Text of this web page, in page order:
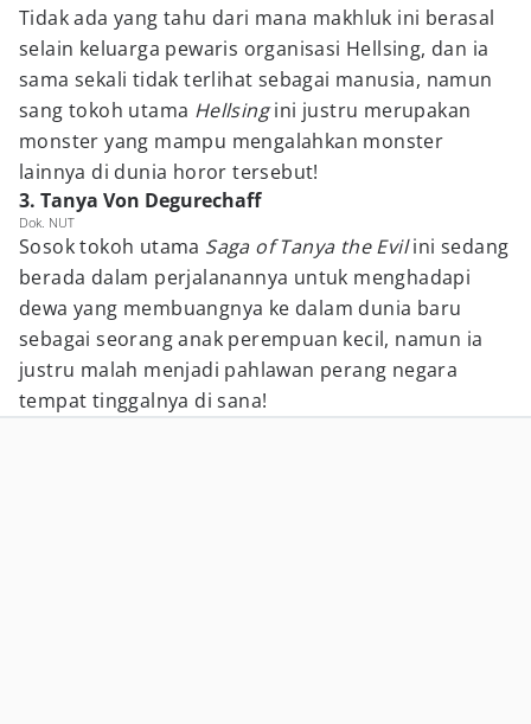
Tidak ada yang tahu dari mana makhluk ini berasal
selain keluarga pewaris organisasi Hellsing, dan ia
sama sekali tidak terlihat sebagai manusia, namun
sang tokoh utama Hellsingini justru merupakan
monster yang mampu mengalahkan monster
lainnya di dunia horor tersebut!
3. Tanya Von Degurechaff
Dok. NUT
Sosok tokoh utama Saga of Tanya the Evilini sedang
berada dalam perjalanannya untuk menghadapi
dewa yang membuangnya ke dalam dunia baru
sebagai seorang anak perempuan kecil, namun ia
justru malah menjadi pahlawan perang negara
tempat tinggalnya di sana!